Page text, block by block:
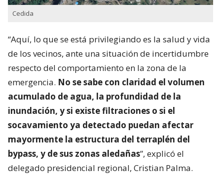
Cedida
“Aquí, lo que se está privilegiando es la salud y vida
de los vecinos, ante una situación de incertidumbre
respecto del comportamiento en la zona de la
emergencia. No se sabe con claridad el volumen
acumulado de agua, la profundidad de la
inundación, y si existe filtraciones o si el
socavamiento ya detectado puedan afectar
mayormente la estructura del terraplén del
bypass, y de sus zonas aledañas”, explicó el
delegado presidencial regional, Cristian Palma.